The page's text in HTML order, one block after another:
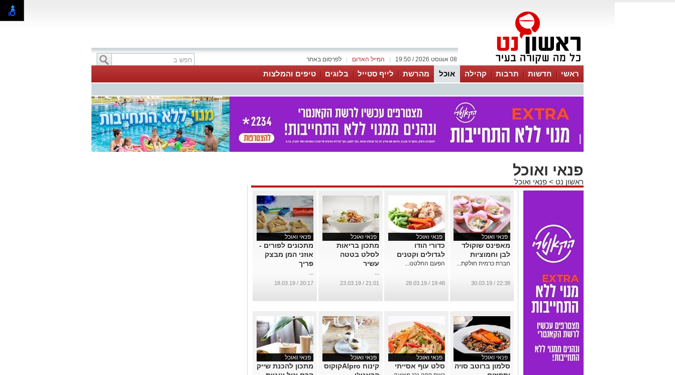
לפרסום באתר המייל האדום 08 אוגוסט 2026 / 19:50
ראשי חדשות תרבות קהילה אוכל מהרשת לייף סטייל בלוגים טיפים והמלצות
פנאי ואוכל
ראשון נט > פנאי ואוכל
פנאי ואוכל
מאפינס שוקולד
לבן וחמוציות
חברת כרמית חולקת...
22:38 / 30.03.19
פנאי ואוכל
כדורי הודו
לגדולים וקטנים
הפעם החלטנו...
19:48 / 28.03.19
פנאי ואוכל
מתכון בריאות
לסלט בטטה
עשיר
...
21:01 / 23.03.19
פנאי ואוכל
מתכונים לפורים -
אוזני המן מבצק
פריך
...
20:17 / 18.03.19
פנאי ואוכל
סלמון ברוטב סויה
פנאי ואוכל
סלט עוף אסייתי
פנאי ואוכל
קינוח Alproקוקוס
פנאי ואוכל
מתכון להכנת שייק